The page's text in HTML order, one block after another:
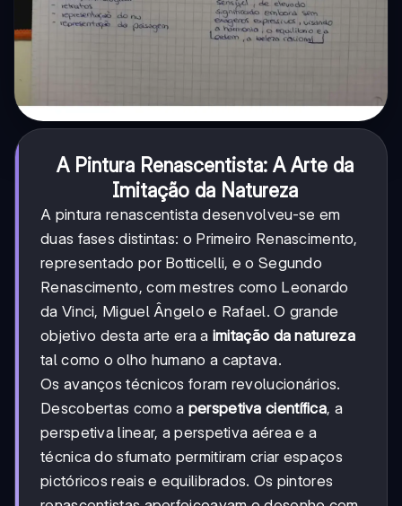
A Pintura Renascentista: A Arte da
Imitação da Natureza
A pintura renascentista desenvolveu-se em
duas fases distintas: o Primeiro Renascimento,
representado por Botticelli, e o Segundo
Renascimento, com mestres como Leonardo
da Vinci, Miguel Ângelo e Rafael. O grande
objetivo desta arte era a imitação da natureza
tal como o olho humano a captava.
Os avanços técnicos foram revolucionários.
Descobertas como a perspetiva científica, a
perspetiva linear, a perspetiva aérea e a
técnica do sfumato permitiram criar espaços
pictóricos reais e equilibrados. Os pintores